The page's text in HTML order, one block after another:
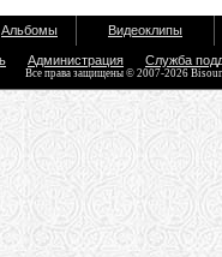
Альбомы Видеоклипы
Администрация Служба
Все права защищены © 2007-2026